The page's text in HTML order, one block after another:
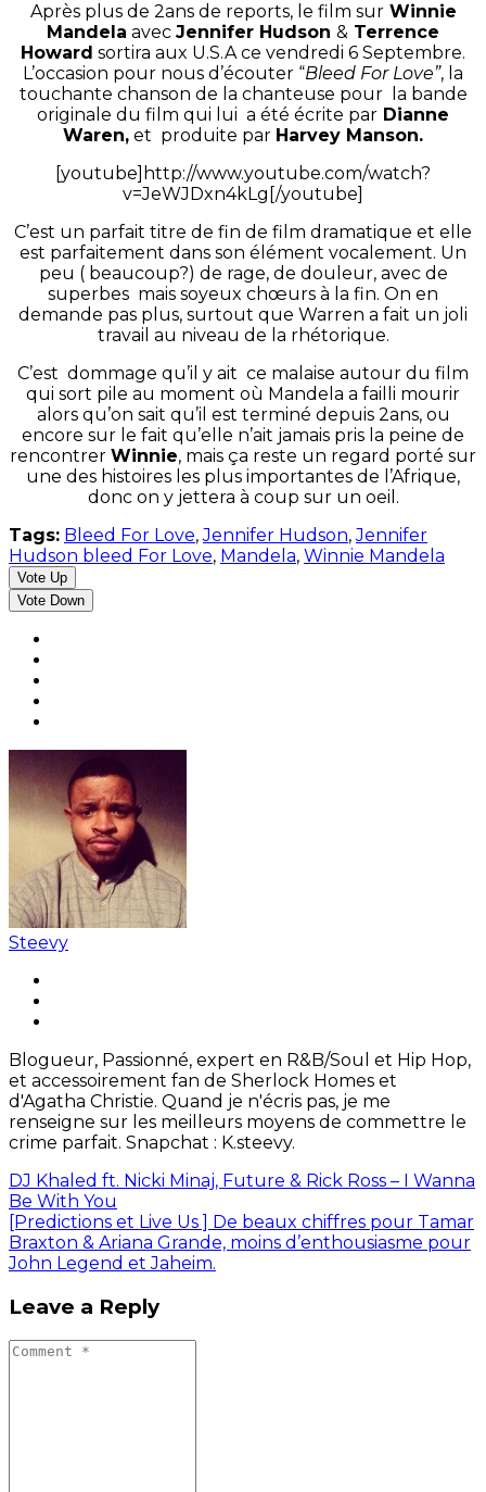
Après plus de 2ans de reports, le film surWinnie
Mandela avec Jennifer Hudson & Terrence
Howard sortira aux U.S.A ce vendredi 6 Septembre.
L’occasion pour nous d’écouter “Bleed For Love”, la
touchante chanson de la chanteuse pour la bande
originale du film qui lui a été écrite par Dianne
Waren, et produite par Harvey Manson.
[youtube]http://www.youtube.com/watch?
v=JeWJDxn4kLg[/youtube]
C’est un parfait titre de fin de film dramatique et elle
est parfaitement dans son élément vocalement. Un
peu ( beaucoup?) de rage, de douleur, avec de
superbes mais soyeux chœurs à la fin. On en
demande pas plus, surtout que Warren a fait un joli
travail au niveau de la rhétorique.
C’est dommage qu’il y ait ce malaise autour du film
qui sort pile au moment où Mandela a failli mourir
alors qu’on sait qu’il est terminé depuis 2ans, ou
encore sur le fait qu’elle n’ait jamais pris la peine de
rencontrer Winnie, mais ça reste un regard porté sur
une des histoires les plus importantes de l’Afrique,
donc on y jettera à coup sur un oeil.
Tags: Bleed For Love,Jennifer Hudson,Jennifer
Hudson bleed For Love, Mandela, Winnie Mandela
Vote Up
Vote Down
Steevy
Blogueur, Passionné, expert en R&B/Soul et Hip Hop,
et accessoirement fan de Sherlock Homes et
d'Agatha Christie. Quand je n'écris pas, je me
renseigne sur les meilleurs moyens de commettre le
crime parfait. Snapchat : K.steevy.
DJ Khaled ft. Nicki Minaj, Future & Rick Ross – I Wanna
Be With You
[Predictions et Live Us ] De beaux chiffres pour Tamar
Braxton & Ariana Grande, moins d’enthousiasme pour
John Legend et Jaheim.
Leave a Reply